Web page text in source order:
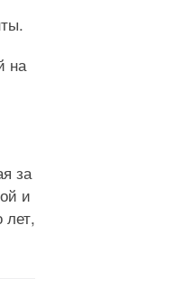
на
за
и
лет,